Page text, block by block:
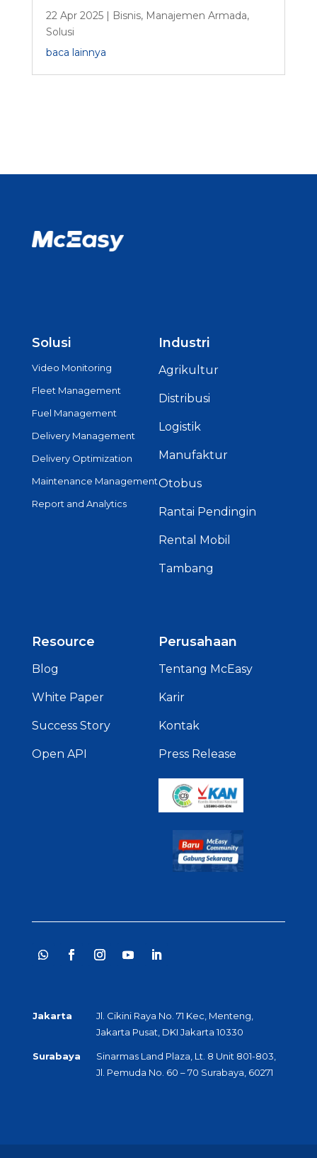
22 Apr 2025| Bisnis, Manajemen Armada,
Solusi
baca lainnya
Solusi
Video Monitoring
Fleet Management
Fuel Management
Delivery Management
Delivery Optimization
Maintenance Management
Report and Analytics
Industri
Agrikultur
Distribusi
Logistik
Manufaktur
Otobus
Rantai Pendingin
Rental Mobil
Tambang
Resource
Blog
White Paper
Success Story
Open API
Perusahaan
Tentang McEasy
Karir
Kontak
Press Release
Jakarta
Jl. Cikini Raya No. 71 Kec, Menteng,
Jakarta Pusat, DKI Jakarta 10330
Surabaya
Sinarmas Land Plaza, Lt. 8 Unit 801-803,
Jl. Pemuda No. 60 – 70 Surabaya, 60271